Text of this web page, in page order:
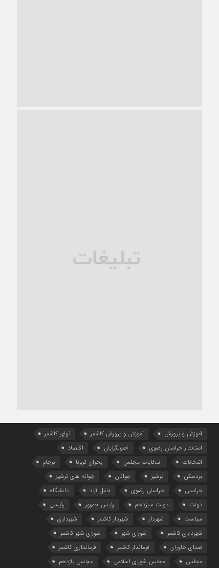
آموزش و پرورش آموزش و پرورش کاشمر
آوای کاشمر
استاندار خراسان رضوی
اصولگرایان
اقتصاد
انتخابات
انتخابات مجلس بحران کرونا
برجام
بردسکن
ترشیز جوانان
جوانه های ترشیز
خراسان
خراسان رضوی خلیل آباد
دانشگاه
دولت
دولت سیزدهم رئیس جمهور
رئیسی
سیاست
شهردار شهردار کاشمر
شهرداری
شهرداری کاشمر
شورای شهر
شورای شهر کاشمر
صدای خاوران
فرماندار کاشمر
فرمانداری کاشمر
مجلس
مجلس شورای اسلامی مجلس یازدهم